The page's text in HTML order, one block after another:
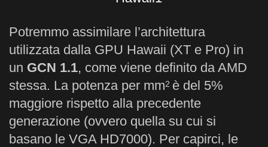
Potremmo assimilare l’architettura
utilizzata dalla GPU Hawaii (XT e Pro) in
un GCN 1.1, come viene definito da AMD
stessa. La potenza per mm2 è del 5%
maggiore rispetto alla precedente
generazione (ovvero quella su cui si
basano le VGA HD7000). Per capirci, le